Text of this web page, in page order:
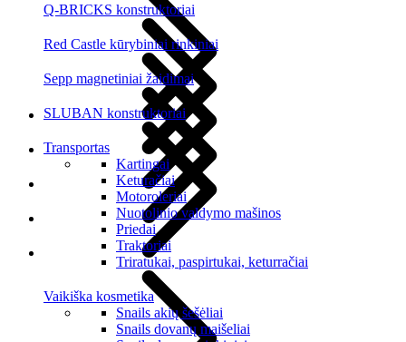
Q-BRICKS konstruktoriai
Red Castle kūrybiniai rinkiniai
Sepp magnetiniai žaidimai
SLUBAN konstruktoriai
Transportas
Kartingai
Keturačiai
Motoroleriai
Nuotolinio valdymo mašinos
Priedai
Traktoriai
Triratukai, paspirtukai, keturračiai
Vaikiška kosmetika
Snails akių šešėliai
Snails dovanų maišeliai